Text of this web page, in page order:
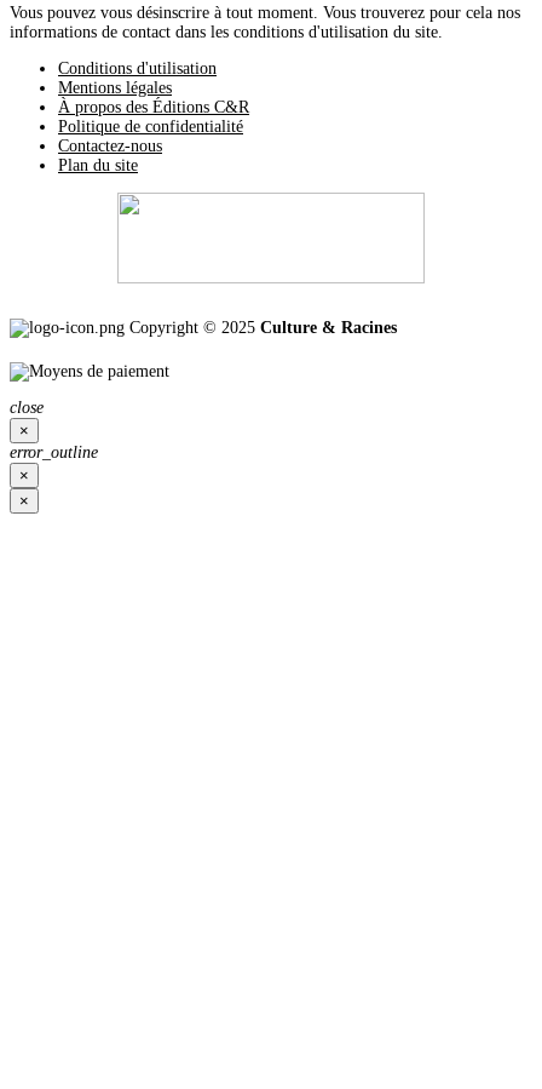
Vous pouvez vous désinscrire à tout moment. Vous trouverez pour cela nos
informations de contact dans les conditions d'utilisation du site.
Conditions d'utilisation
Mentions légales
À propos des Éditions C&R
Politique de confidentialité
Contactez-nous
Plan du site
Copyright © 2025 Culture & Racines
close
×
error_outline
×
×